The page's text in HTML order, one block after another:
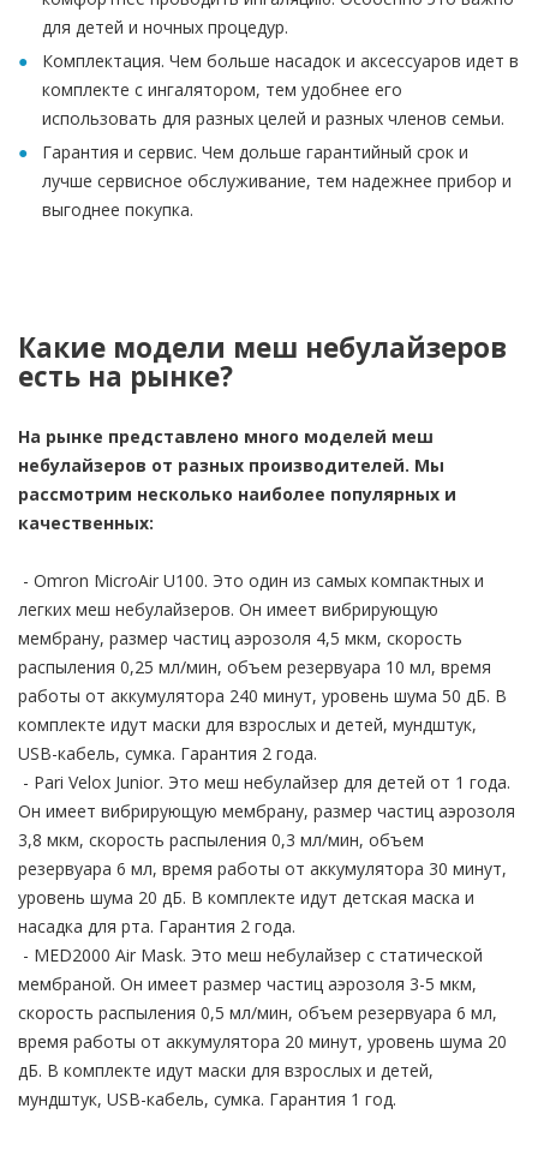
для детей и ночных процедур.
Комплектация. Чем больше насадок и аксессуаров идет в
комплекте с ингалятором, тем удобнее его
использовать для разных целей и разных членов семьи.
Гарантия и сервис. Чем дольше гарантийный срок и
лучше сервисное обслуживание, тем надежнее прибор и
выгоднее покупка.
Какие модели меш небулайзеров
есть на рынке?
На рынке представлено много моделей меш
небулайзеров от разных производителей. Мы
рассмотрим несколько наиболее популярных и
качественных:
- Omron MicroAir U100. Это один из самых компактных и
легких меш небулайзеров. Он имеет вибрирующую
мембрану, размер частиц аэрозоля 4,5 мкм, скорость
распыления 0,25 мл/мин, объем резервуара 10 мл, время
работы от аккумулятора 240 минут, уровень шума 50 дБ. В
комплекте идут маски для взрослых и детей, мундштук,
USB-кабель, сумка. Гарантия 2 года.
- Pari Velox Junior. Это меш небулайзер для детей от 1 года.
Он имеет вибрирующую мембрану, размер частиц аэрозоля
3,8 мкм, скорость распыления 0,3 мл/мин, объем
резервуара 6 мл, время работы от аккумулятора 30 минут,
уровень шума 20 дБ. В комплекте идут детская маска и
насадка для рта. Гарантия 2 года.
- MED2000 Air Mask. Это меш небулайзер с статической
мембраной. Он имеет размер частиц аэрозоля 3-5 мкм,
скорость распыления 0,5 мл/мин, объем резервуара 6 мл,
время работы от аккумулятора 20 минут, уровень шума 20
дБ. В комплекте идут маски для взрослых и детей,
мундштук, USB-кабель, сумка. Гарантия 1 год.